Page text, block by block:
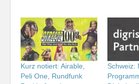
Kurz notiert: Airable,
Peli One, Rundfunk
Schweiz: